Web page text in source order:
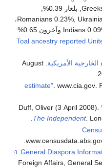
Greeks 93.76%, Albanians 4.32%, بلغار 0.39%,
Romanians 0.23%, Ukrainians 0.18%, Pakistani 0.14%،
Toal ancestry reported
الخارجية الأمريكية . August
.
. www.cia.gov .
Duff, Oliver (3 April 2008).
The Independent.
.
.
Foreign Affairs, General